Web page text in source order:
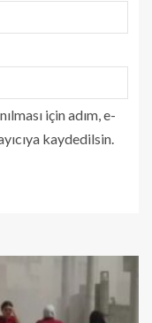
için adım, e-
kaydedilsin.